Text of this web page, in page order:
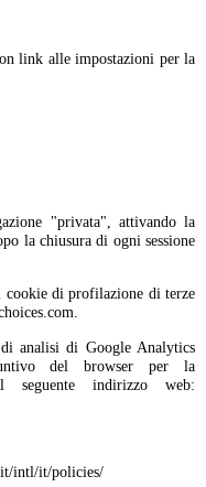
link alle impostazioni per la
"privata", attivando la
la chiusura di ogni sessione
cookie di profilazione di terze
analisi di Google Analytics
del browser per la
seguente indirizzo web:
intl/it/policies/